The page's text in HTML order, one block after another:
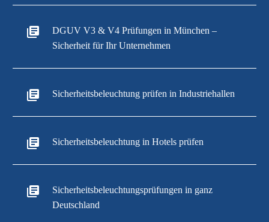
DGUV V3 & V4 Prüfungen in München –
Sicherheit für Ihr Unternehmen
Sicherheitsbeleuchtung prüfen in Industriehallen
Sicherheitsbeleuchtung in Hotels prüfen
Sicherheitsbeleuchtungsprüfungen in ganz
Deutschland